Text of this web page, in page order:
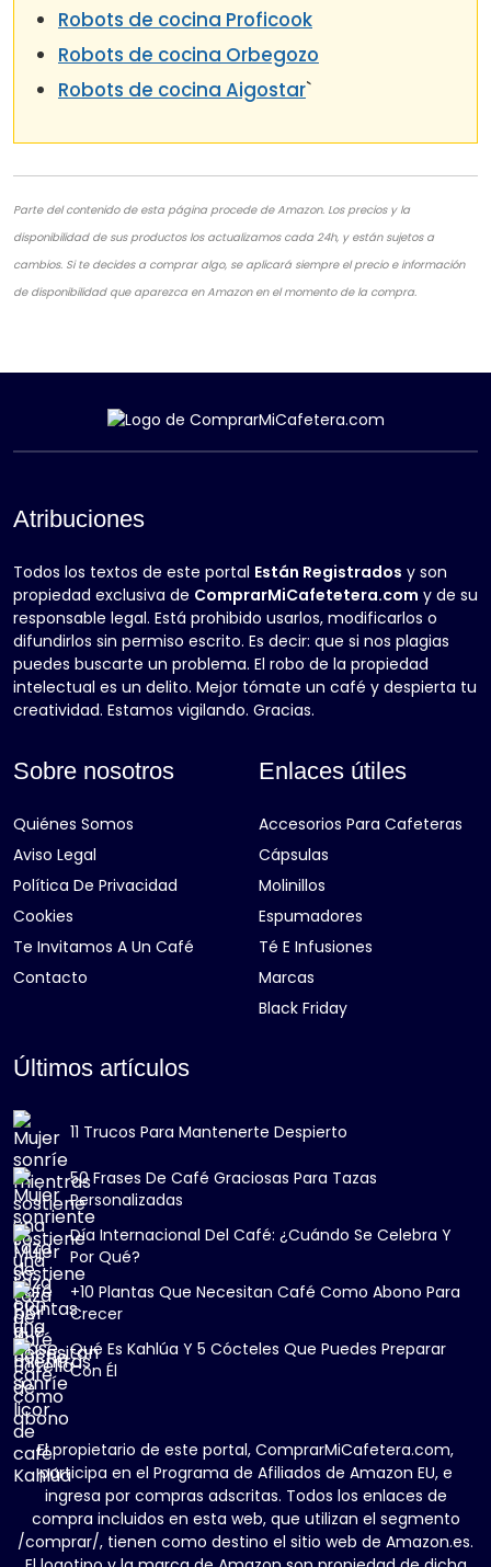
Robots de cocina Proficook
Robots de cocina Orbegozo
Robots de cocina Aigostar`
Parte del contenido de esta página procede de Amazon. Los precios y la
disponibilidad de sus productos los actualizamos cada 24h, y están sujetos a
cambios. Si te decides a comprar algo, se aplicará siempre el precio e información
de disponibilidad que aparezca en Amazon en el momento de la compra.
Atribuciones
Todos los textos de este portal Están Registrados y son
propiedad exclusiva de ComprarMiCafetetera.com y de su
responsable legal. Está prohibido usarlos, modificarlos o
difundirlos sin permiso escrito. Es decir: que si nos plagias
puedes buscarte un problema. El robo de la propiedad
intelectual es un delito. Mejor tómate un café y despierta tu
creatividad. Estamos vigilando. Gracias.
Sobre nosotros
Quiénes Somos
Aviso Legal
Política De Privacidad
Cookies
Te Invitamos A Un Café
Contacto
Enlaces útiles
Accesorios Para Cafeteras
Cápsulas
Molinillos
Espumadores
Té E Infusiones
Marcas
Black Friday
Últimos artículos
11 Trucos Para Mantenerte Despierto
50 Frases De Café Graciosas Para Tazas
Personalizadas
Día Internacional Del Café: ¿Cuándo Se Celebra Y
Por Qué?
+10 Plantas Que Necesitan Café Como Abono Para
Crecer
Qué Es Kahlúa Y 5 Cócteles Que Puedes Preparar
Con Él
El propietario de este portal, ComprarMiCafetera.com,
participa en el Programa de Afiliados de Amazon EU, e
ingresa por compras adscritas. Todos los enlaces de
compra incluidos en esta web, que utilizan el segmento
/comprar/, tienen como destino el sitio web de Amazon.es.